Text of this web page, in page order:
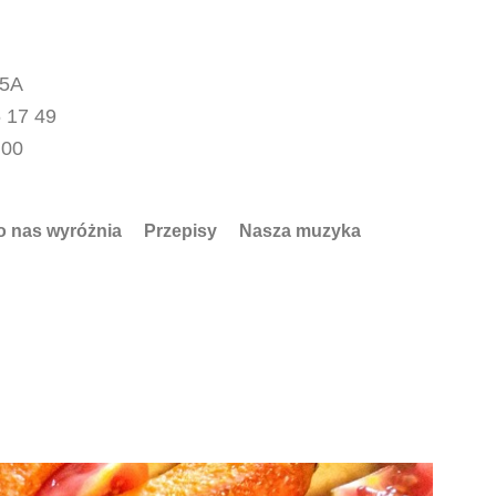
17 49
nas wyróżnia Przepisy Nasza muzyka